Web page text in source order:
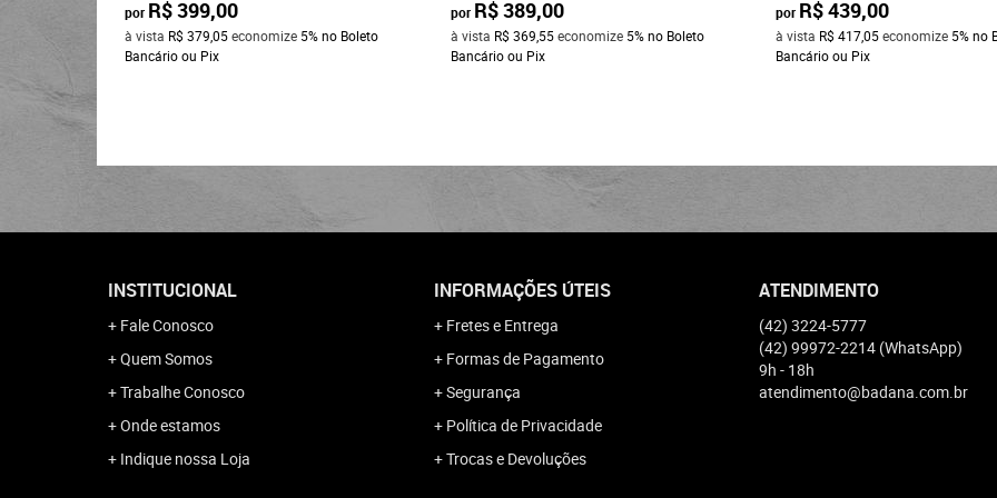
por R$ 399,00
à vista R$ 379,05economize 5%no Boleto
Bancário ou Pix
por R$ 389,00
à vista R$ 369,55economize 5% no Boleto
Bancário ou Pix
por R$ 439,00
à vista R$ 417,05economize 5%no
Bancário ou Pix
INSTITUCIONAL
Fale Conosco
Quem Somos
Trabalhe Conosco
Onde estamos
Indique nossa Loja
INFORMAÇÕES ÚTEIS
Fretes e Entrega
Formas de Pagamento
Segurança
Política de Privacidade
Trocas e Devoluções
ATENDIMENTO
(42) 3224-5777
(42) 99972-2214 (WhatsApp)
9h - 18h
atendimento@badana.com.br